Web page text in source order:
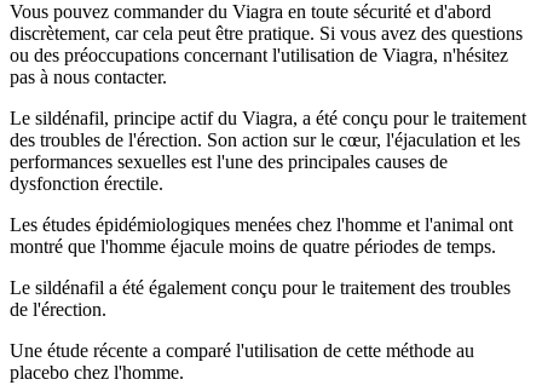
Vous pouvez commander du Viagra en toute sécurité et d'abord
discrètement, car cela peut être pratique. Si vous avez des questions
ou des préoccupations concernant l'utilisation de Viagra, n'hésitez
pas à nous contacter.
Le sildénafil, principe actif du Viagra, a été conçu pour le traitement
des troubles de l'érection. Son action sur le cœur, l'éjaculation et les
performances sexuelles est l'une des principales causes de
dysfonction érectile.
Les études épidémiologiques menées chez l'homme et l'animal ont
montré que l'homme éjacule moins de quatre périodes de temps.
Le sildénafil a été également conçu pour le traitement des troubles
de l'érection.
Une étude récente a comparé l'utilisation de cette méthode au
placebo chez l'homme.